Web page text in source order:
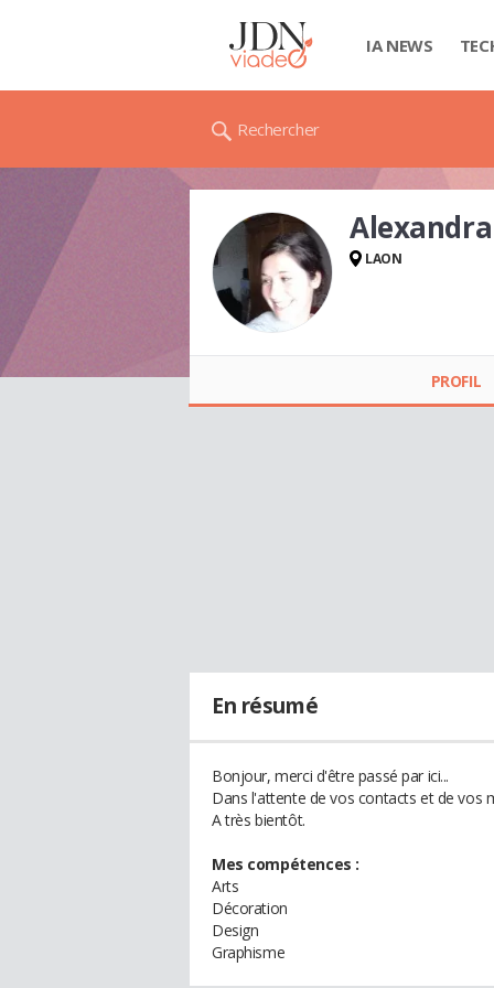
IA NEWS
Rechercher
BRANCOURT
Alexandra
LAON
PROFIL
En résumé
Bonjour, merci d'être passé par ici...
Dans l'attente de vos contacts et de vos
A très bientôt.
Mes compétences :
Arts
Décoration
Design
Graphisme